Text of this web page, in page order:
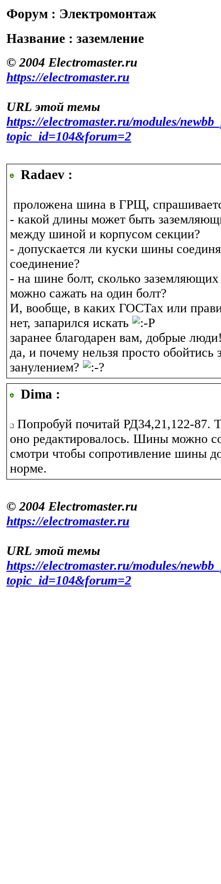
Форум : Электромонтаж
Название : заземление
© 2004 Electromaster.ru
https://electromaster.ru
URL этой темы
https://electromaster.ru/modules/
topic_id=104&forum=2
Radaev :
проложена шина в ГРЩ,
- какой длины может быть
между шиной и корпусом секции?
- допускается ли куски шины
соединение?
- на шине болт, сколько
можно сажать на один болт?
И, вообще, в каких ГОСТах или
нет, запарился искать
заранее благодарен вам, добрые
да, и почему нельзя просто
занулением?
Dima :
Попробуй почитай РД34,21,122-87.
оно редактировалось. Шины можно
смотри чтобы сопротивление шины
норме.
© 2004 Electromaster.ru
https://electromaster.ru
URL этой темы
https://electromaster.ru/modules/
topic_id=104&forum=2